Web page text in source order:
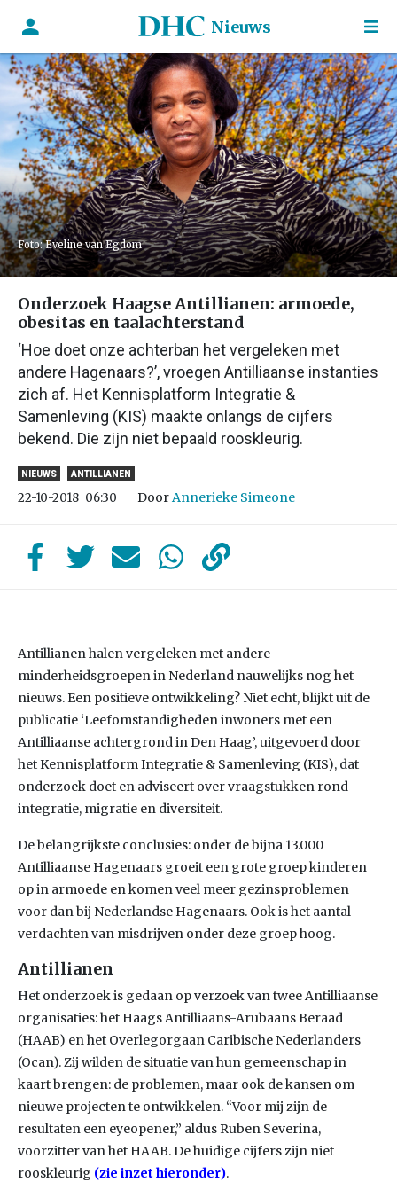
Nieuws
Foto: Eveline van Egdom
Onderzoek Haagse Antillianen: armoede,
obesitas en taalachterstand
‘Hoe doet onze achterban het vergeleken met
andere Hagenaars?’, vroegen Antilliaanse instanties
zich af. Het Kennisplatform Integratie &
Samenleving (KIS) maakte onlangs de cijfers
bekend. Die zijn niet bepaald rooskleurig.
NIEUWS ANTILLIANEN
22-10-2018 06:30 DoorAnnerieke Simeone
Antillianen halen vergeleken met andere
minderheidsgroepen in Nederland nauwelijks nog het
nieuws. Een positieve ontwikkeling? Niet echt, blijkt uit de
publicatie ‘Leefomstandigheden inwoners met een
Antilliaanse achtergrond in Den Haag’, uitgevoerd door
het Kennisplatform Integratie & Samenleving (KIS), dat
onderzoek doet en adviseert over vraagstukken rond
integratie, migratie en diversiteit.
De belangrijkste conclusies: onder de bijna 13.000
Antilliaanse Hagenaars groeit een grote groep kinderen
op in armoede en komen veel meer gezinsproblemen
voor dan bij Nederlandse Hagenaars. Ook is het aantal
verdachten van misdrijven onder deze groep hoog.
Antillianen
Het onderzoek is gedaan op verzoek van twee Antilliaanse
organisaties: het Haags Antilliaans-Arubaans Beraad
(HAAB) en het Overlegorgaan Caribische Nederlanders
(Ocan). Zij wilden de situatie van hun gemeenschap in
kaart brengen: de problemen, maar ook de kansen om
nieuwe projecten te ontwikkelen. “Voor mij zijn de
resultaten een eyeopener,” aldus Ruben Severina,
voorzitter van het HAAB. De huidige cijfers zijn niet
rooskleurig (zie inzet hieronder).